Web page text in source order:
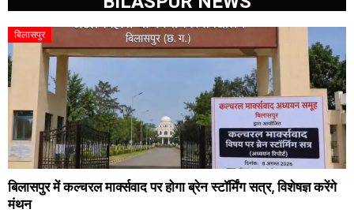
बिलासपुर
बिलासपुर में कल्चरल मार्क्सवाद पर होगा ब्रेन स्टॉर्मिंग सत्र, विशेषज्ञ करेंगे
मंथन